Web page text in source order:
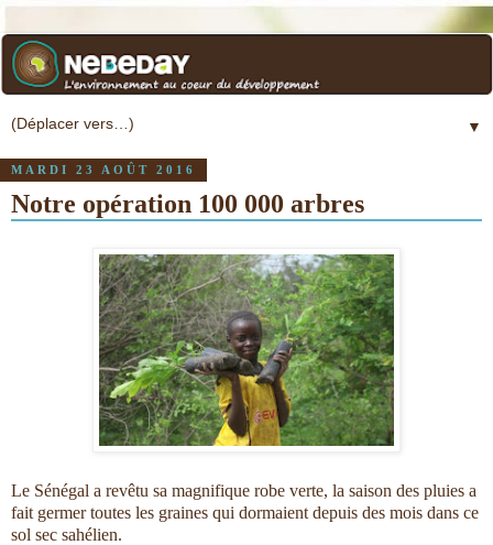
▼
MARDI 23 AOÛT 2016
Notre opération 100 000 arbres
Le Sénégal a revêtu sa magnifique robe verte, la saison des pluies a
fait germer toutes les graines qui dormaient depuis des mois dans ce
sol sec sahélien.